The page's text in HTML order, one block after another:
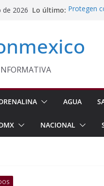
de 2026 Lo último: Protegen
Aprueba
AGUA
NACIONAL